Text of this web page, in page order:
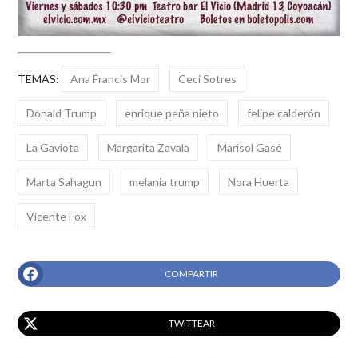
TEMAS: Ana Francis Mor Ceci Sotres
Donald Trump enrique peña nieto felipe calderón
La Gaviota Margarita Zavala Marisol Gasé
Marta Sahagun melania trump Nora Huerta
Vicente Fox
COMPARTIR
TWITTEAR